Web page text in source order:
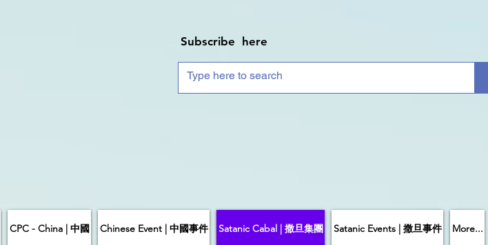
Subscribe here
CPC - China | 中國 Chinese Event | 中國事件 Satanic Cabal | 撒旦集團 Satanic Events | 撒旦事件 More...